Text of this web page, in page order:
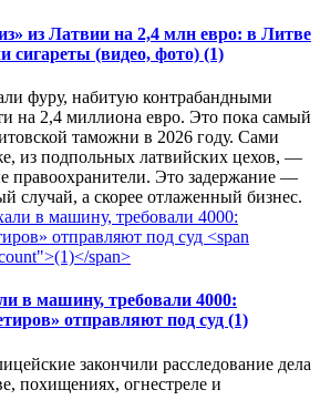
из Латвии на 2,4 млн евро: в Литве
сигареты (видео, фото) (1)
фуру, набитую контрабандными
на 2,4 миллиона евро. Это пока самый
таможни в 2026 году. Сами
из подпольных латвийских цехов, —
правоохранители. Это задержание —
случай, а скорее отлаженный бизнес.
в машину, требовали 4000:
отправляют под суд (1)
закончили расследование дела
похищениях, огнестреле и